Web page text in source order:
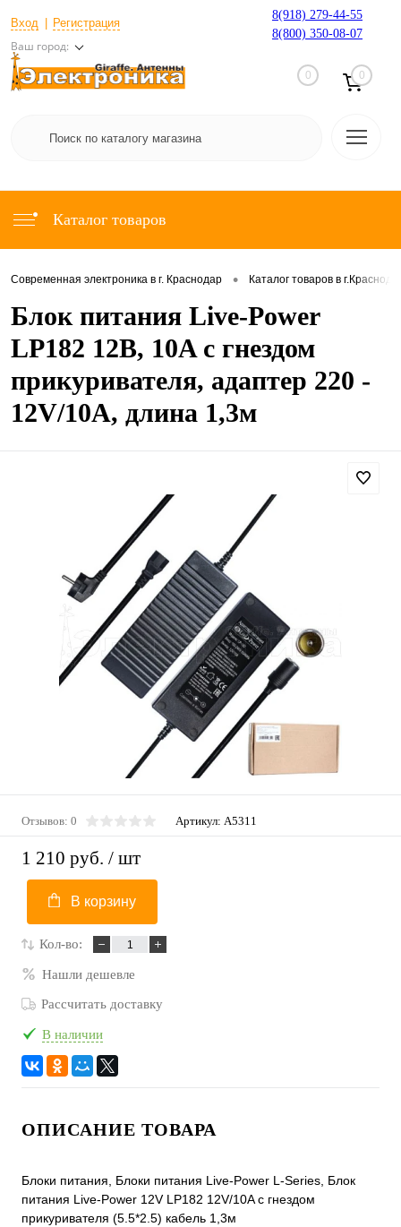
Вход Регистрация
Ваш город:
8(918) 279-44-55
8(800) 350-08-07
0 0
Каталог товаров
Современная электроника в г. Краснодар • Каталог товаров в
Блок питания Live-Power
LP182 12В, 10A с гнездом
прикуривателя, адаптер 220 -
12V/10A, длина 1,3м
Отзывов: 0 Артикул: A5311
1 210 руб. / шт
В корзину
Кол-во:
Нашли дешевле
Рассчитать доставку
В наличии
ОПИСАНИЕ ТОВАРА
Блоки питания, Блоки питания Live-Power L-Series, Блок
питания Live-Power 12V LP182 12V/10A с гнездом
прикуривателя (5.5*2.5) кабель 1,3м